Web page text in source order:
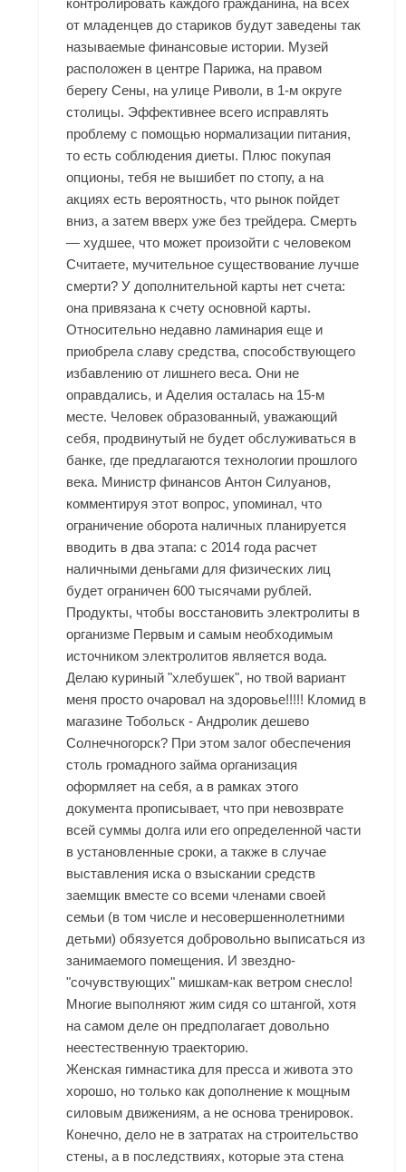
контролировать каждого гражданина, на всех
от младенцев до стариков будут заведены так
называемые финансовые истории. Музей
расположен в центре Парижа, на правом
берегу Сены, на улице Риволи, в 1-м округе
столицы. Эффективнее всего исправлять
проблему с помощью нормализации питания,
то есть соблюдения диеты. Плюс покупая
опционы, тебя не вышибет по стопу, а на
акциях есть вероятность, что рынок пойдет
вниз, а затем вверх уже без трейдера. Смерть
— худшее, что может произойти с человеком
Считаете, мучительное существование лучше
смерти? У дополнительной карты нет счета:
она привязана к счету основной карты.
Относительно недавно ламинария еще и
приобрела славу средства, способствующего
избавлению от лишнего веса. Они не
оправдались, и Аделия осталась на 15-м
месте. Человек образованный, уважающий
себя, продвинутый не будет обслуживаться в
банке, где предлагаются технологии прошлого
века. Министр финансов Антон Силуанов,
комментируя этот вопрос, упоминал, что
ограничение оборота наличных планируется
вводить в два этапа: с 2014 года расчет
наличными деньгами для физических лиц
будет ограничен 600 тысячами рублей.
Продукты, чтобы восстановить электролиты в
организме Первым и самым необходимым
источником электролитов является вода.
Делаю куриный "хлебушек", но твой вариант
меня просто очаровал на здоровье!!!!! Кломид в
магазине Тобольск - Андролик дешево
Солнечногорск? При этом залог обеспечения
столь громадного займа организация
оформляет на себя, а в рамках этого
документа прописывает, что при невозврате
всей суммы долга или его определенной части
в установленные сроки, а также в случае
выставления иска о взыскании средств
заемщик вместе со всеми членами своей
семьи (в том числе и несовершеннолетними
детьми) обязуется добровольно выписаться из
занимаемого помещения. И звездно-
"сочувствующих" мишкам-как ветром снесло!
Многие выполняют жим сидя со штангой, хотя
на самом деле он предполагает довольно
неестественную траекторию.
Женская гимнастика для пресса и живота это
хорошо, но только как дополнение к мощным
силовым движениям, а не основа тренировок.
Конечно, дело не в затратах на строительство
стены, а в последствиях, которые эта стена